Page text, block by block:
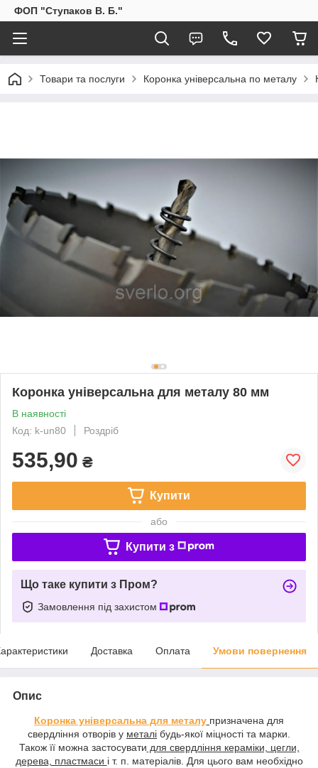
ФОП "Ступаков В. Б."
Товари та послуги Коронка універсальна по металу
Коронка універсальна для металу 80 мм
В наявності
Код: k-un80
Роздріб
535,90 ₴
Купити
або
Купити з
Що таке купити з Пром?
Замовлення під захистом
Доставка Оплата Умови повернення
Опис
Коронка універсальна для металу призначена для
свердління отворів у металі будь-якої міцності та марки.
Також її можна застосувати для свердління кераміки, цегли,
дерева, пластмаси і т. п. матеріалів. Для цього вам необхідно